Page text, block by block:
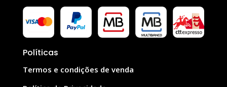
Políticas
Termos e condições de venda